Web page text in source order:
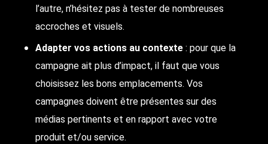
l’autre, n’hésitez pas à tester de nombreuses
accroches et visuels.
Adapter vos actions au contexte: pour que la
campagne ait plus d’impact, il faut que vous
choisissez les bons emplacements. Vos
campagnes doivent être présentes sur des
médias pertinents et en rapport avec votre
produit et/ou service.